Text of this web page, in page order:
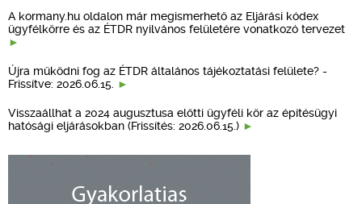
A kormany.hu oldalon már megismerhető az Eljárási kódex
ügyfélkörre és az ÉTDR nyilvános felületére vonatkozó tervezet
Újra működni fog az ÉTDR általános tájékoztatási felülete? -
Frissítve: 2026.06.15.
Visszaállhat a 2024 augusztusa előtti ügyféli kör az építésügyi
hatósági eljárásokban (Frissítés: 2026.06.15.)